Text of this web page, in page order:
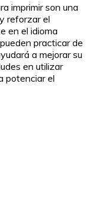
imprimir son una
reforzar el
en el idioma
practicar de
a mejorar su
en utilizar
potenciar el